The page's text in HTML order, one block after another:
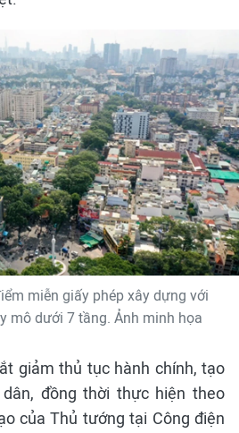
miễn giấy phép xây dựng với
mô dưới 7 tầng. Ảnh minh họa
giảm thủ tục hành chính, tạo
đồng thời thực hiện theo
của Thủ tướng tại Công điện